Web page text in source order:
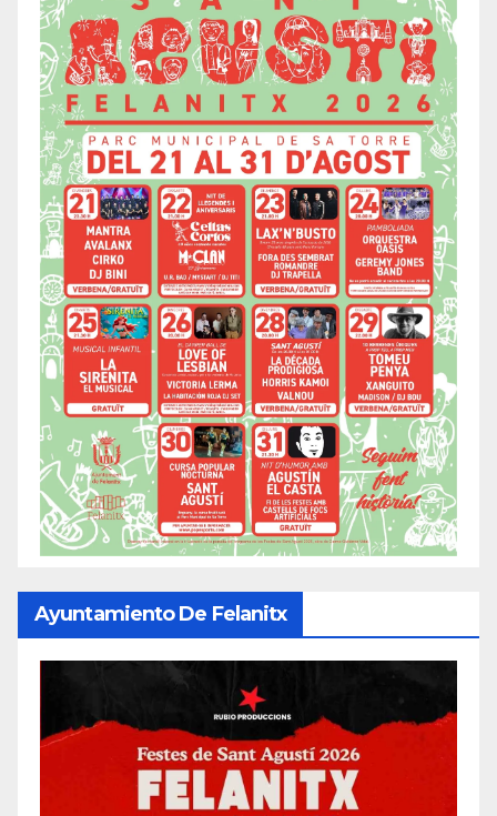
Ayuntamiento De Felanitx